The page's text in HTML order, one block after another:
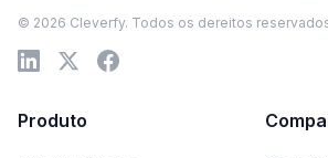
© 2026 Cleverfy. Todos os dereitos
Produto